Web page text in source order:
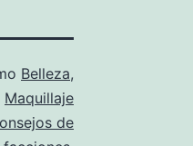
Belleza,
Maquillaje
de